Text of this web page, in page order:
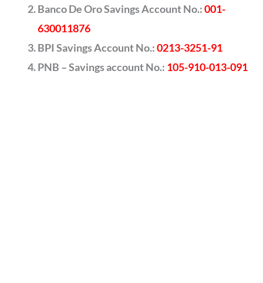
Banco De Oro Savings Account No.:001-
630011876
BPI Savings Account No.:0213-3251-91
PNB – Savings account No.: 105-910-013-091